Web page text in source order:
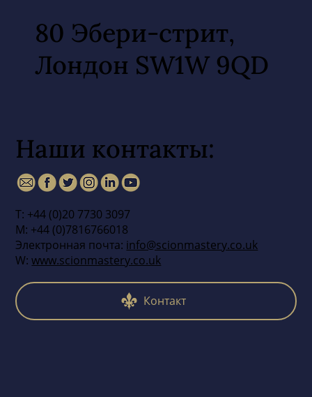
Наши контакты:
Т: +44 (0)20 7730 3097
М: +44 (0)7816766018
Электронная почта: info@scionmastery.co.uk
W:www.scionmastery.co.uk
Контакт
80 Эбери-стрит,
Лондон SW1W 9QD